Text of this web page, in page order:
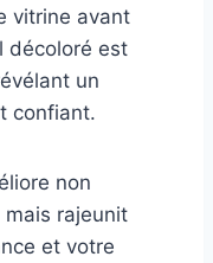
vitrine avant
décoloré est
un
confiant.
non
rajeunit
et votre